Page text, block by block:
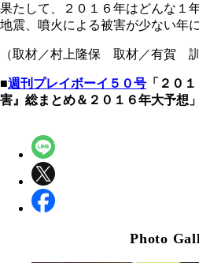
果たして、２０１６年はどんな１
地震、噴火による被害が少ない年
（取材／村上隆保 取材／有賀 訓
■週刊プレイボーイ５０号 「２０
害』総まとめ＆２０１６年大予想
Photo